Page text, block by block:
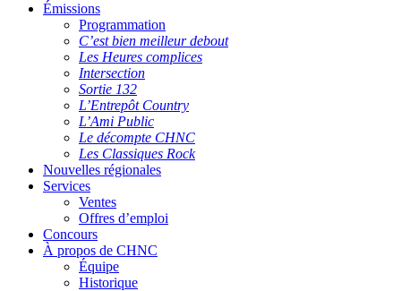
Émissions
Programmation
C’est bien meilleur debout
Les Heures complices
Intersection
Sortie 132
L’Entrepôt Country
L’Ami Public
Le décompte CHNC
Les Classiques Rock
Nouvelles régionales
Services
Ventes
Offres d’emploi
Concours
À propos de CHNC
Équipe
Historique